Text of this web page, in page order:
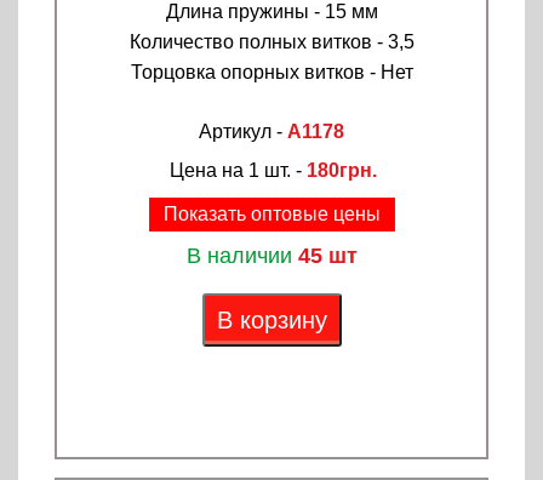
Длина пружины - 15 мм
Количество полных витков - 3,5
Торцовка опорных витков - Нет
Артикул - A1178
Цена на 1 шт. - 180грн.
Показать оптовые цены
В наличии 45 шт
В корзину